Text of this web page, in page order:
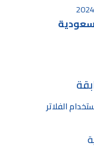
2024
الفلاتر